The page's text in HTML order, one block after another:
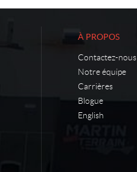
À PROPOS
Contactez-nous
Notre équipe
Carrières
Blogue
English